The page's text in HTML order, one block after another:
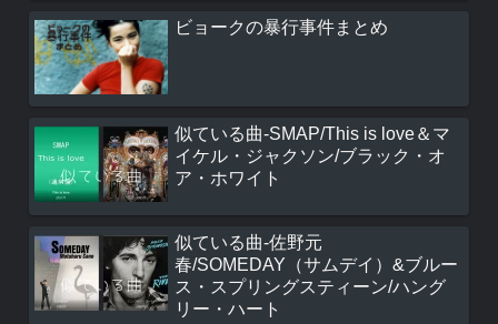
ビョークの暴行事件まとめ
似ている曲-SMAP/This is love＆マ
イケル・ジャクソン/ブラック・オ
ア・ホワイト
似ている曲-佐野元
春/SOMEDAY（サムデイ）&ブルー
ス・スプリングスティーン/ハング
リー・ハート